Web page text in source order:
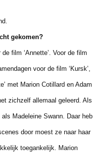
gekomen?
film ‘Annette’. Voor de film
voor de film ‘Kursk’,
met Marion Cotillard en Adam
zichzelf allemaal geleerd. Als
Madeleine Swann. Daar heb
door moest ze naar haar
toegankelijk. Marion